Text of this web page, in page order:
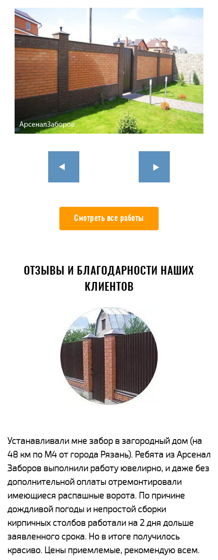
Смотреть все работы
ОТЗЫВЫ И БЛАГОДАРНОСТИ НАШИХ
КЛИЕНТОВ
Устанавливали мне забор в загородный дом (на
48 км по М4 от города Рязань). Ребята из Арсенал
Заборов выполнили работу ювелирно, и даже без
дополнительной оплаты отремонтировали
имеющиеся распашные ворота. По причине
дождливой погоды и непростой сборки
кирпичных столбов работали на 2 дня дольше
заявленного срока. Но в итоге получилось
красиво. Цены приемлемые, рекомендую всем.